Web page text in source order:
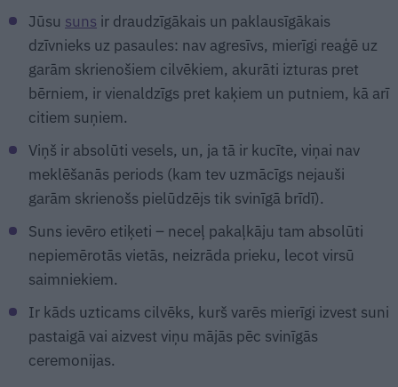
Jūsu suns ir draudzīgākais un paklausīgākais
dzīvnieks uz pasaules: nav agresīvs, mierīgi reaģē uz
garām skrienošiem cilvēkiem, akurāti izturas pret
bērniem, ir vienaldzīgs pret kaķiem un putniem, kā arī
citiem suņiem.
Viņš ir absolūti vesels, un, ja tā ir kucīte, viņai nav
meklēšanās periods (kam tev uzmācīgs nejauši
garām skrienošs pielūdzējs tik svinīgā brīdī).
Suns ievēro etiķeti – neceļ pakaļkāju tam absolūti
nepiemērotās vietās, neizrāda prieku, lecot virsū
saimniekiem.
Ir kāds uzticams cilvēks, kurš varēs mierīgi izvest suni
pastaigā vai aizvest viņu mājās pēc svinīgās
ceremonijas.